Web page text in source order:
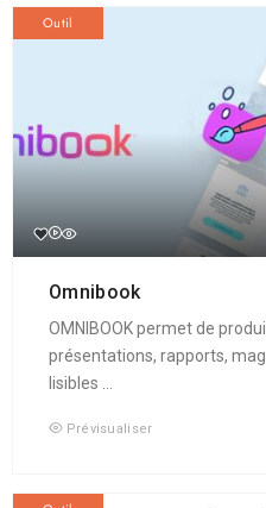
Outil
Omnibook
OMNIBOOK permet de
présentations, rapports,
lisibles ...
Prévisualiser